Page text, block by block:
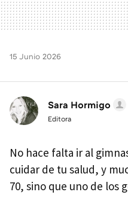
15 Junio 2026
Sara Hormigo
Editora
No hace falta ir al
cuidar de tu salud, y
70, sino que uno de los